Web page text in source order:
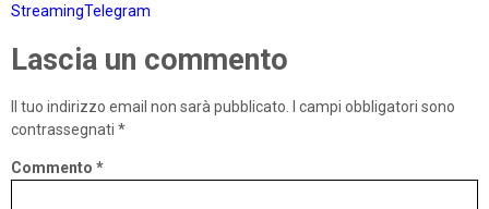
StreamingTelegram
Lascia un commento
Il tuo indirizzo email non sarà pubblicato.
I campi obbligatori sono
contrassegnati *
Commento *